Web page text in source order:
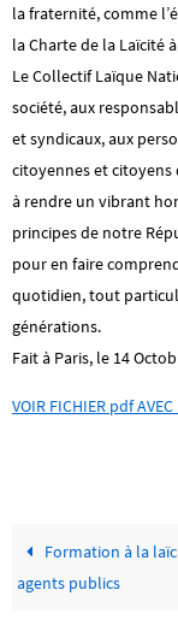
la fraternité, comme
la Charte de la Laïcité
Le Collectif Laïque
société, aux
et syndicaux, aux
citoyennes et citoyens
à rendre un vibrant
principes de notre
pour en faire
quotidien, tout
générations.
Fait à Paris, le 14
VOIR FICHIER pdf
Formation à la
agents publics